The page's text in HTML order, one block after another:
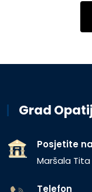
Grad
Posjetite
Maršala Tita
Telefon